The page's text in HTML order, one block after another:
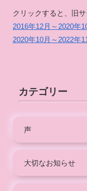
クリックすると、旧
2016年12月～2020年
2020年10月～2022年
カテゴリー
声
大切なお知らせ